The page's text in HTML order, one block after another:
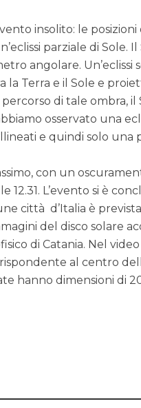
insolito: le posizioni
parziale di Sole. Il
angolare. Un’eclissi
Terra e il Sole e
di tale ombra, il
osservato una
e quindi solo una
con un
L’evento si è
città d’Italia è
del disco solare
di Catania. Nel
al centro
hanno dimensioni di